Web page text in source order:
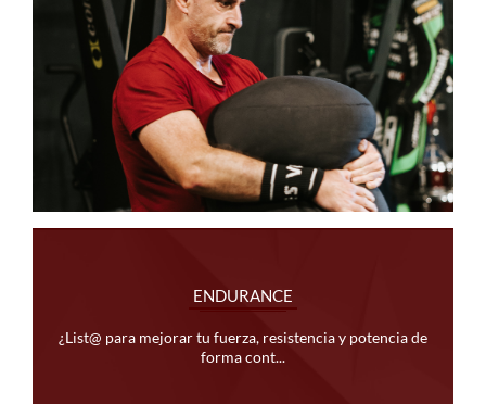
ENDURANCE
¿List@ para mejorar tu fuerza, resistencia y potencia de
forma cont...